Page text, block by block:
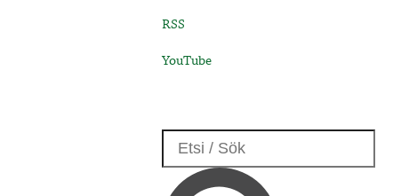
RSS
YouTube